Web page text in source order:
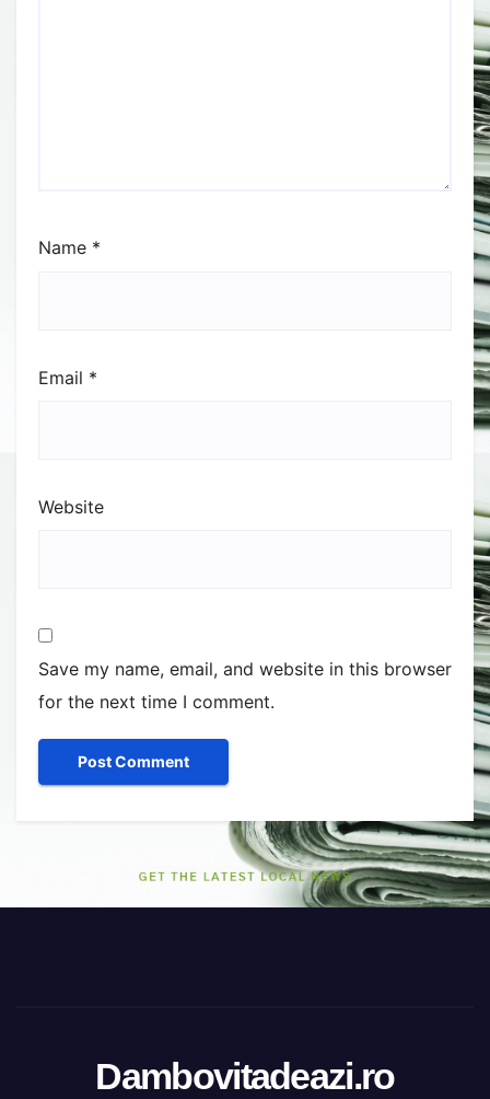
Name *
Email *
Website
Save my name, email, and website in this browser
for the next time I comment.
Dambovitadeazi.ro